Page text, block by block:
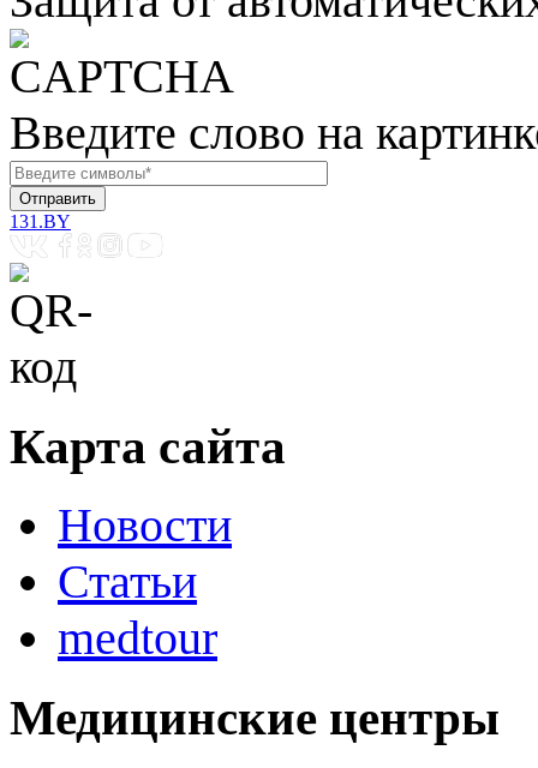
Введите слово на
131.BY
Карта сайта
Новости
Статьи
medtour
Медицинские центры